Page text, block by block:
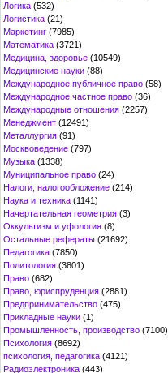
Логика (532)
Логистика (21)
Маркетинг (7985)
Математика (3721)
Медицина, здоровье (10549)
Медицинские науки (88)
Международное публичное право (58)
Международное частное право (36)
Международные отношения (2257)
Менеджмент (12491)
Металлургия (91)
Москвоведение (797)
Музыка (1338)
Муниципальное право (24)
Налоги, налогообложение (214)
Наука и техника (1141)
Начертательная геометрия (3)
Оккультизм и уфология (8)
Остальные рефераты (21692)
Педагогика (7850)
Политология (3801)
Право (682)
Право, юриспруденция (2881)
Предпринимательство (475)
Прикладные науки (1)
Промышленность, производство (7100)
Психология (8692)
психология, педагогика (4121)
Радиоэлектроника (443)